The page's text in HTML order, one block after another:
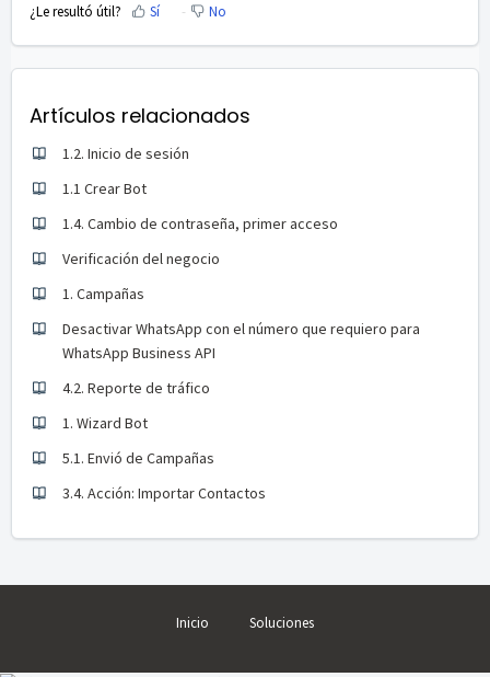
¿Le resultó útil? Sí No
Artículos relacionados
1.2. Inicio de sesión
1.1 Crear Bot
1.4. Cambio de contraseña, primer acceso
Verificación del negocio
1. Campañas
Desactivar WhatsApp con el número que requiero para
WhatsApp Business API
4.2. Reporte de tráfico
1. Wizard Bot
5.1. Envió de Campañas
3.4. Acción: Importar Contactos
Inicio Soluciones